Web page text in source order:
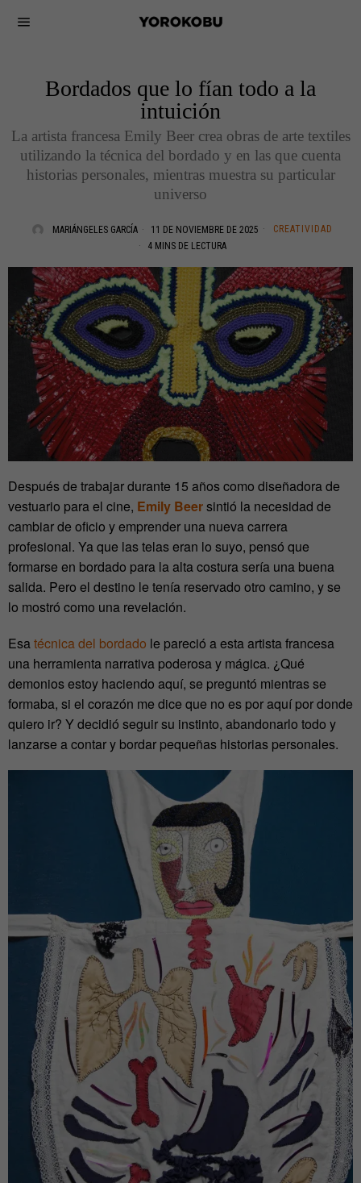
Bordados que lo fían todo a la
intuición
La artista francesa Emily Beer crea obras de arte textiles
utilizando la técnica del bordado y en las que cuenta
historias personales, mientras muestra su particular
universo
MARIÁNGELES GARCÍA 11 DE NOVIEMBRE DE 2025
CREATIVIDAD
4 MINS DE LECTURA
Después de trabajar durante 15 años como diseñadora de
vestuario para el cine, Emily Beersintió la necesidad de
cambiar de oficio y emprender una nueva carrera
profesional. Ya que las telas eran lo suyo, pensó que
formarse en bordado para la alta costura sería una buena
salida. Pero el destino le tenía reservado otro camino, y se
lo mostró como una revelación.
Esatécnica del bordado le pareció a esta artista francesa
una herramienta narrativa poderosa y mágica. ¿Qué
demonios estoy haciendo aquí, se preguntó mientras se
formaba, si el corazón me dice que no es por aquí por donde
quiero ir? Y decidió seguir su instinto, abandonarlo todo y
lanzarse a contar y bordar pequeñas historias personales.